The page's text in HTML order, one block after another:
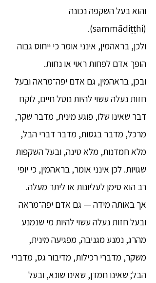
והוא בעל השקפה נכונה
(sammādiṭṭhi).
ולכן, בראהמין, אינני אומר כי ייחוס גבוה
הופך אדם לפחות ראוי או נחות.
ובכן, בראהמין, גם אדם יפה־מראה ובעל
חזות נעלה עשוי להיות נוטל חיים, לוקח
דבר שאינו שלו, פוגע מינית, מדבר שקר,
מרכל, מדבר בגסות, מדבר דברי הבל,
מלא חמדנות, מלא טינה, ובעל השקפות
שגויות. לכן אינני אומר, בראהמין, כי יופי
רב הוא סימן לעליונות או ליתר מעלה.
אך באותה מידה — גם אדם יפה־מראה
ובעל חזות נעלה עשוי להיות מי שנמנע
מהרג, נמנע מגניבה, מפגיעה מינית,
משקר, מדברי רכילות, מדיבור גס, מדברי
הבל; שאינו חמדן, שאינו שונא, ובעל